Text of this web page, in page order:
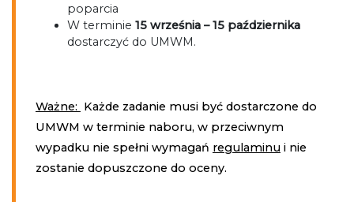
poparcia
W terminie 15 września – 15 października
dostarczyć do UMWM.
Ważne: Każde zadanie musi być dostarczone do
UMWM w terminie naboru, w przeciwnym
wypadku nie spełni wymagań regulaminui nie
zostanie dopuszczone do oceny.